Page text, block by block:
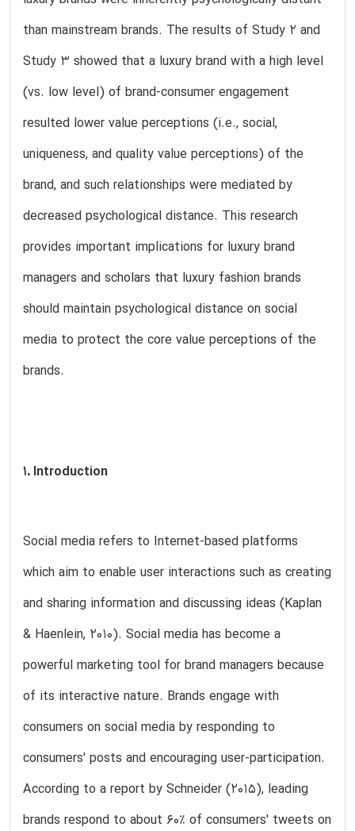
than mainstream brands. The results of Study 2 and
Study 3 showed that a luxury brand with a high level
(vs. low level) of brand-consumer engagement
resulted lower value perceptions (i.e., social,
uniqueness, and quality value perceptions) of the
brand, and such relationships were mediated by
decreased psychological distance. This research
provides important implications for luxury brand
managers and scholars that luxury fashion brands
should maintain psychological distance on social
media to protect the core value perceptions of the
brands.
1. Introduction
Social media refers to Internet-based platforms
which aim to enable user interactions such as creating
and sharing information and discussing ideas (Kaplan
& Haenlein, 2010). Social media has become a
powerful marketing tool for brand managers because
of its interactive nature. Brands engage with
consumers on social media by responding to
consumers' posts and encouraging user-participation.
According to a report by Schneider (2015), leading
brands respond to about 60% of consumers' tweets on